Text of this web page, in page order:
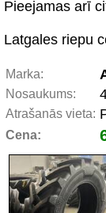
Pieejamas arī
Latgales riepu
Marka:
Nosaukums:
Atrašanās vieta:
Cena: